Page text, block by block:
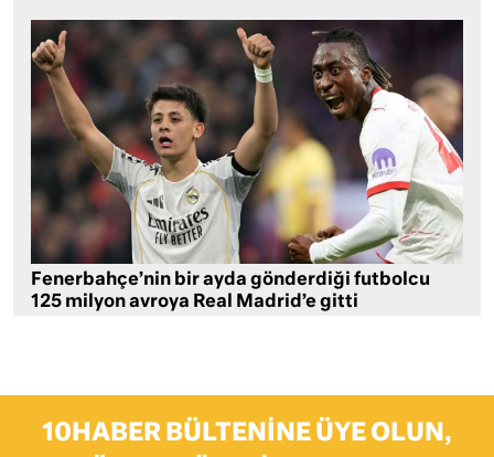
Fenerbahçe’nin bir ayda gönderdiği futbolcu
125 milyon avroya Real Madrid’e gitti
10HABER BÜLTENINE ÜYE OLUN,